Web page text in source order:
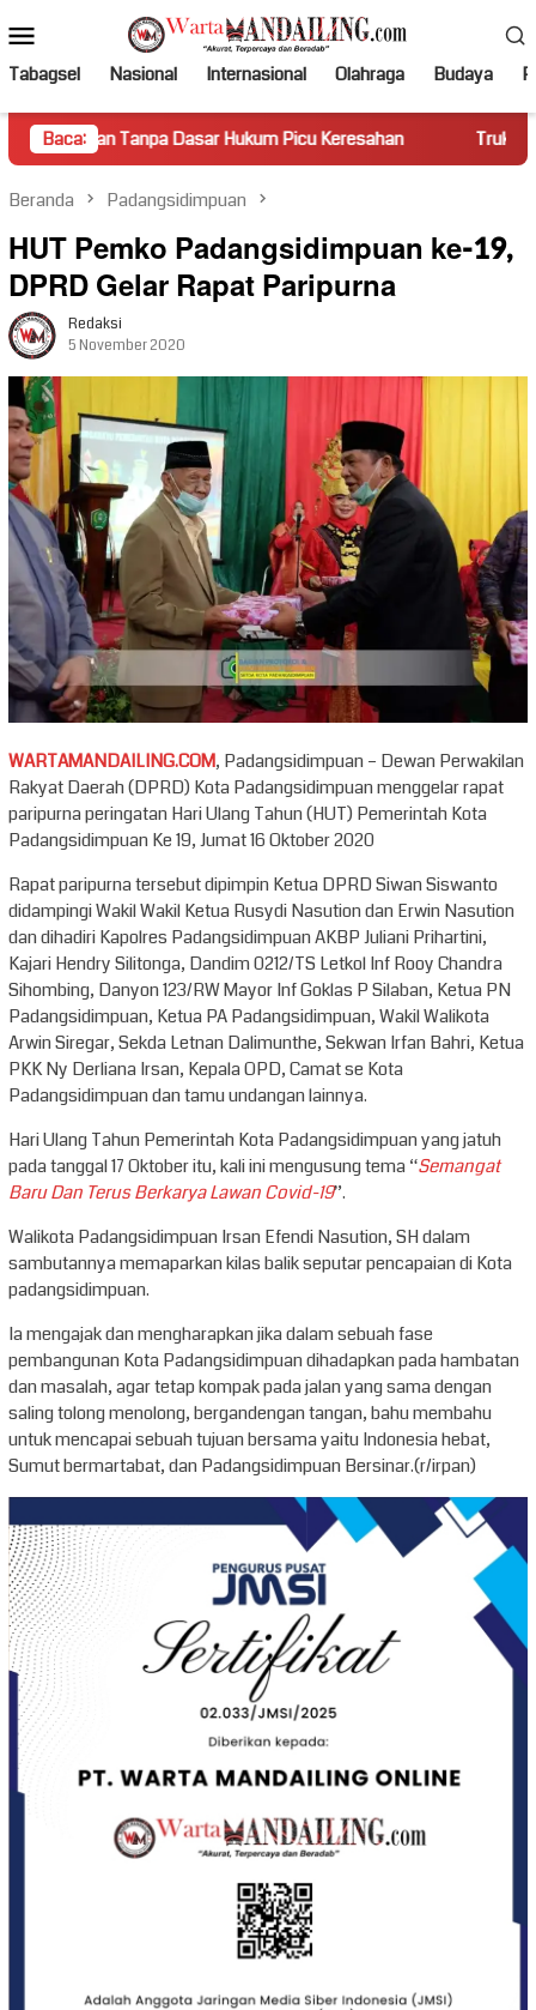
ke
kontenMobile
Tabagsel Nasional Internasional Olahraga Budaya
Baca:
Dasar Hukum Picu Keresahan Truk Miring Hambat
Beranda Padangsidimpuan
HUT Pemko Padangsidimpuan ke-19,
DPRD Gelar Rapat Paripurna
Redaksi
5 November 2020
WARTAMANDAILING.COM, Padangsidimpuan – Dewan Perwakilan
Rakyat Daerah (DPRD) Kota Padangsidimpuan menggelar rapat
paripurna peringatan Hari Ulang Tahun (HUT) Pemerintah Kota
Padangsidimpuan Ke 19, Jumat 16 Oktober 2020
Rapat paripurna tersebut dipimpin Ketua DPRD Siwan Siswanto
didampingi Wakil Wakil Ketua Rusydi Nasution dan Erwin Nasution
dan dihadiri Kapolres Padangsidimpuan AKBP Juliani Prihartini,
Kajari Hendry Silitonga, Dandim 0212/TS Letkol Inf Rooy Chandra
Sihombing, Danyon 123/RW Mayor Inf Goklas P Silaban, Ketua PN
Padangsidimpuan, Ketua PA Padangsidimpuan, Wakil Walikota
Arwin Siregar, Sekda Letnan Dalimunthe, Sekwan Irfan Bahri, Ketua
PKK Ny Derliana Irsan, Kepala OPD, Camat se Kota
Padangsidimpuan dan tamu undangan lainnya.
Hari Ulang Tahun Pemerintah Kota Padangsidimpuan yang jatuh
pada tanggal 17 Oktober itu, kali ini mengusung tema “Semangat
Baru Dan Terus Berkarya Lawan Covid-19”.
Walikota Padangsidimpuan Irsan Efendi Nasution, SH dalam
sambutannya memaparkan kilas balik seputar pencapaian di Kota
padangsidimpuan.
Ia mengajak dan mengharapkan jika dalam sebuah fase
pembangunan Kota Padangsidimpuan dihadapkan pada hambatan
dan masalah, agar tetap kompak pada jalan yang sama dengan
saling tolong menolong, bergandengan tangan, bahu membahu
untuk mencapai sebuah tujuan bersama yaitu Indonesia hebat,
Sumut bermartabat, dan Padangsidimpuan Bersinar.(r/irpan)